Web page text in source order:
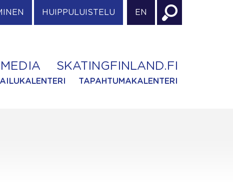
HUIPPULUISTELU EN
MEDIA SKATINGFINLAND.FI
TAPAHTUMAKALENTERI